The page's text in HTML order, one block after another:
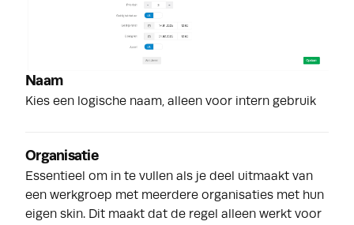
Naam
Kies een logische naam, alleen voor intern gebruik
Organisatie
Essentieel om in te vullen als je deel uitmaakt van
een werkgroep met meerdere organisaties met hun
eigen skin. Dit maakt dat de regel alleen werkt voor